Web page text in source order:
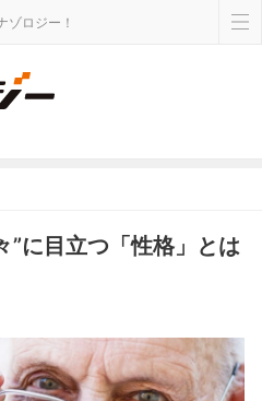
ゾロジー！
”に目立つ「性格」とは